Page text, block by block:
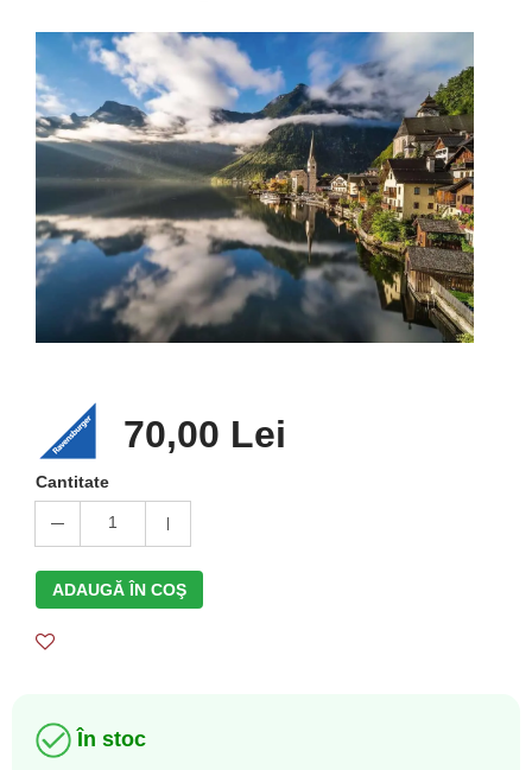
70,00 Lei
Cantitate
1
ADAUGĂ ÎN COŞ
În stoc